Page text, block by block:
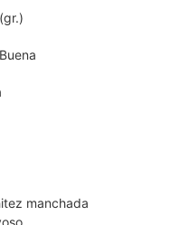
Buena
manchada